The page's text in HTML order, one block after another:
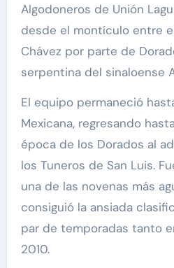
Algodoneros de Unión
desde el montículo entre
Chávez por parte de
serpentina del sinaloense
El equipo permaneció
Mexicana, regresando
época de los Dorados al
los Tuneros de San Luis.
una de las novenas más
consiguió la ansiada
par de temporadas tanto
2010.